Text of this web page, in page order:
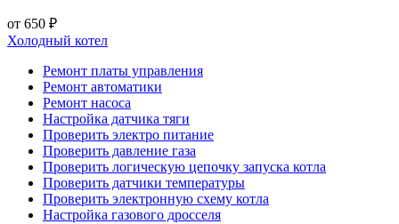
от 650 ₽
Холодный котел
Ремонт платы управления
Ремонт автоматики
Ремонт насоса
Настройка датчика тяги
Проверить электро питание
Проверить давление газа
Проверить логическую цепочку запуска котла
Проверить датчики температуры
Проверить электронную схему котла
Настройка газового дросселя